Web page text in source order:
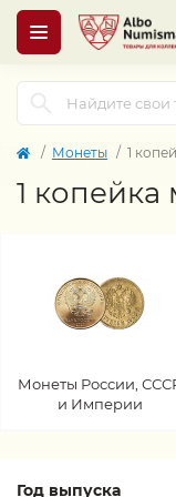
Монеты 1
1 копейка
Монеты России,
и Империи
Год выпуска